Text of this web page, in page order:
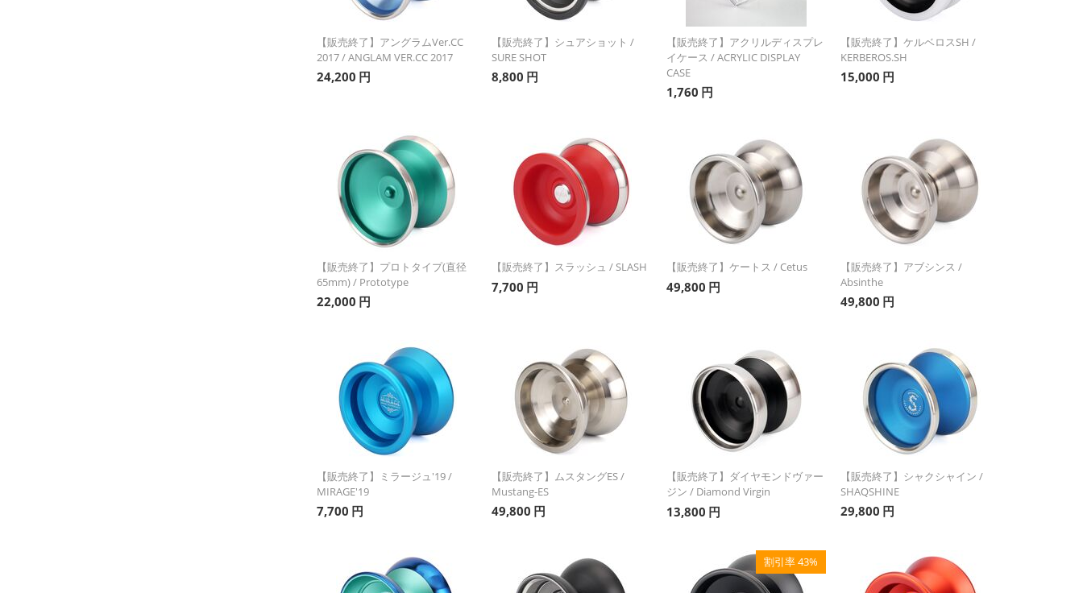
【販売終了】アングラムVer.CC
2017 / ANGLAM VER.CC 2017
24,200 円
【販売終了】シュアショット /
SURE SHOT
8,800 円
【販売終了】アクリルディスプレ
イケース / ACRYLIC DISPLAY
CASE
1,760 円
【販売終了】ケルベロスSH /
KERBEROS.SH
15,000 円
【販売終了】プロトタイプ(直径
65mm) / Prototype
22,000 円
【販売終了】スラッシュ / SLASH
7,700 円
【販売終了】ケートス / Cetus
49,800 円
【販売終了】アブシンス /
Absinthe
49,800 円
【販売終了】ミラージュ'19 /
MIRAGE'19
7,700 円
【販売終了】ムスタングES /
Mustang-ES
49,800 円
【販売終了】ダイヤモンドヴァー
ジン / Diamond Virgin
13,800 円
【販売終了】シャクシャイン /
SHAQSHINE
29,800 円
割引率 43%